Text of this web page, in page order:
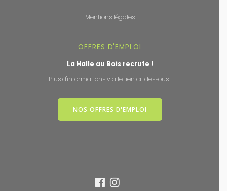
Mentions légales
OFFRES D'EMPLOI
La Halle au Bois recrute !
Plus d'informations via le lien ci-dessous :
NOS OFFRES D'EMPLOI